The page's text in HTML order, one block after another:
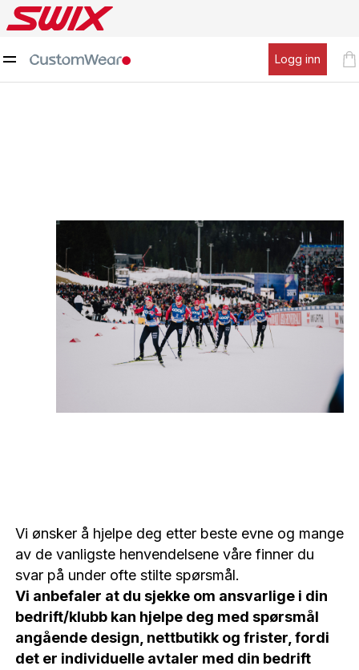
Logg inn
Vi ønsker å hjelpe deg etter beste evne og mange
av de vanligste henvendelsene våre finner du
svar på under ofte stilte spørsmål.
Vi anbefaler at du sjekke om ansvarlige i din
bedrift/klubb kan hjelpe deg med spørsmål
angående design, nettbutikk og frister, fordi
det er individuelle avtaler med din bedrift